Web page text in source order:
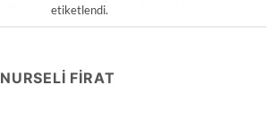
etiketlendi.
NURSELI FIRAT